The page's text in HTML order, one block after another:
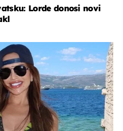
Lorde donosi novi